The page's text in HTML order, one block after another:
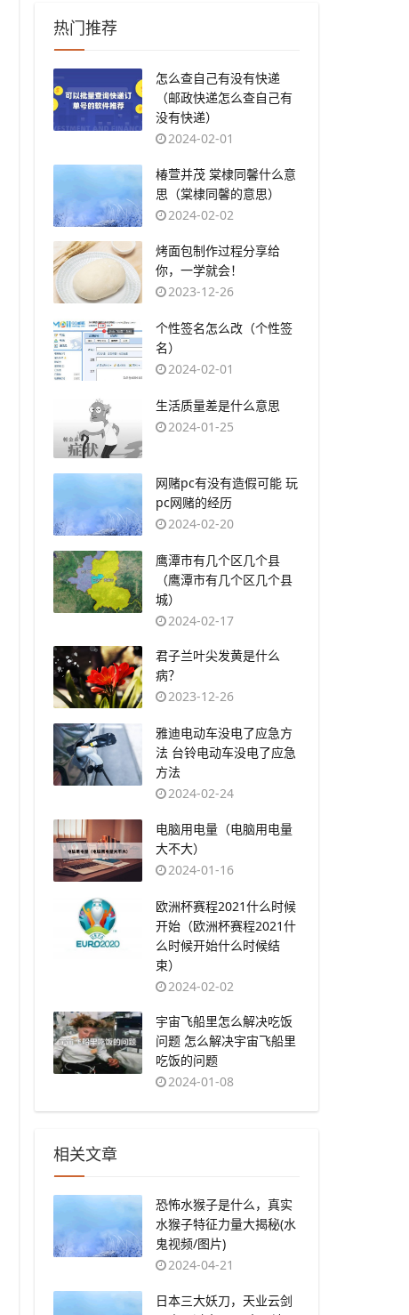
热门推荐
​怎么查自己有没有快递
（邮政快递怎么查自己有
没有快递）
2024-02-01
​椿萱并茂 棠棣同馨什么意
思（棠棣同馨的意思）
2024-02-02
​烤面包制作过程分享给
你，一学就会！
2023-12-26
​个性签名怎么改（个性签
名）
2024-02-01
​生活质量差是什么意思
2024-01-25
​网赌pc有没有造假可能 玩
pc网赌的经历
2024-02-20
​鹰潭市有几个区几个县
（鹰潭市有几个区几个县
城）
2024-02-17
​君子兰叶尖发黄是什么
病？
2023-12-26
​雅迪电动车没电了应急方
法 台铃电动车没电了应急
方法
2024-02-24
​电脑用电量（电脑用电量
大不大）
2024-01-16
​欧洲杯赛程2021什么时候
开始（欧洲杯赛程2021什
么时候开始什么时候结
束）
2024-02-02
​宇宙飞船里怎么解决吃饭
问题 怎么解决宇宙飞船里
吃饭的问题
2024-01-08
相关文章
恐怖水猴子是什么，真实
水猴子特征力量大揭秘(水
鬼视频/图片)
2024-04-21
日本三大妖刀，天业云剑